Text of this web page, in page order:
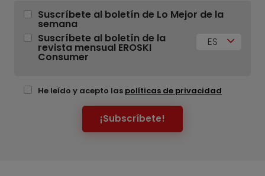
Suscríbete al boletín de Lo Mejor de la
semana
Suscríbete al boletín de la
revista mensual EROSKI
Consumer
ES
He leído y acepto las políticas de privacidad
¡Subscríbete!